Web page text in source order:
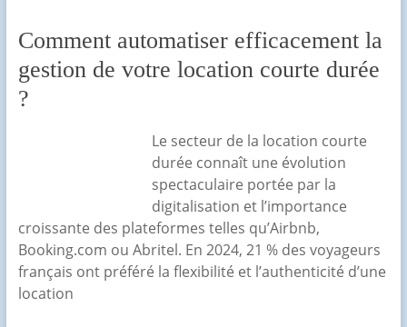
Comment automatiser efficacement la
gestion de votre location courte durée
?
Le secteur de la location courte
durée connaît une évolution
spectaculaire portée par la
digitalisation et l’importance
croissante des plateformes telles qu’Airbnb,
Booking.com ou Abritel. En 2024, 21 % des voyageurs
français ont préféré la flexibilité et l’authenticité d’une
location